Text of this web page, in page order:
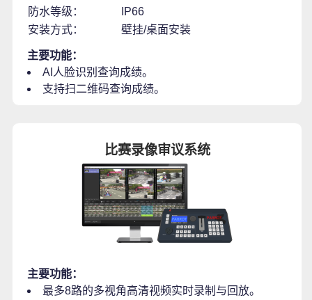
防水等级：
IP66
安装方式：
壁挂/桌面安装
主要功能：
AI人脸识别查询成绩。
支持扫二维码查询成绩。
比赛录像审议系统
主要功能：
最多8路的多视角高清视频实时录制与回放。